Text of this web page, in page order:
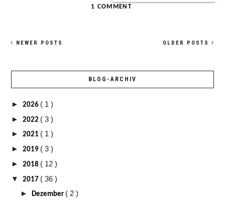
1 COMMENT
NEWER POSTS OLDER POSTS
BLOG-ARCHIV
►2026 ( 1 )
►2022 ( 3 )
►2021 ( 1 )
►2019 ( 3 )
►2018 ( 12 )
▼2017 ( 36 )
►Dezember ( 2 )